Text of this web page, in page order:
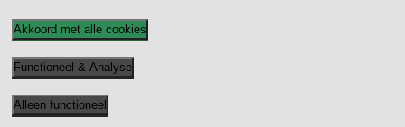
AVA - Rietveld
Lelystraat124
3364 AJ Sliedrecht (NL)
*Zelf retour brengen kan helaas niet
Akkoord met alle cookies
Functioneel & Analyse
Alleen functioneel